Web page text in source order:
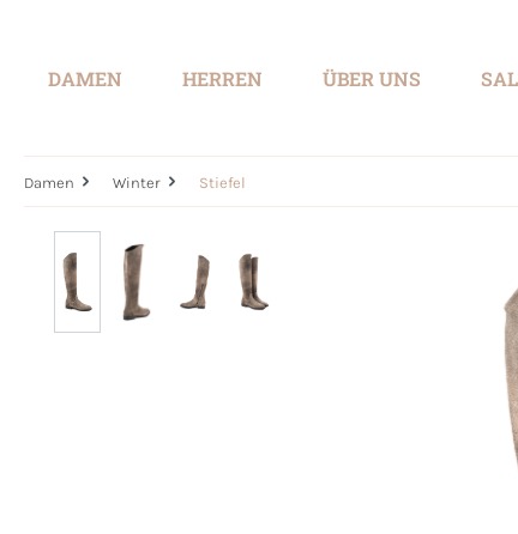
DAMEN HERREN ÜBER UNS
Damen Winter Stiefel
Bildergalerie überspringen